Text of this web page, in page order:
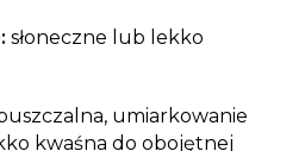
słoneczne lub lekko
umiarkowanie
kwaśna do obojętnej